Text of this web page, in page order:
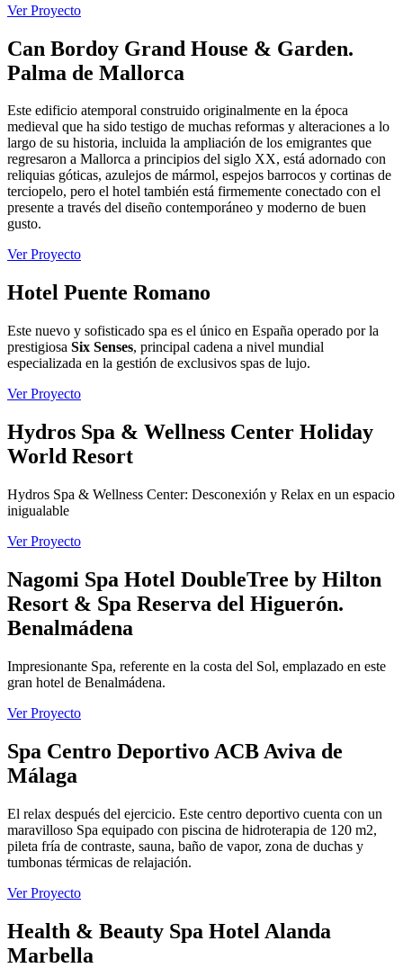
Ver Proyecto
Can Bordoy Grand House & Garden.
Palma de Mallorca
Este edificio atemporal construido originalmente en la época
medieval que ha sido testigo de muchas reformas y alteraciones a lo
largo de su historia, incluida la ampliación de los emigrantes que
regresaron a Mallorca a principios del siglo XX, está adornado con
reliquias góticas, azulejos de mármol, espejos barrocos y cortinas de
terciopelo, pero el hotel también está firmemente conectado con el
presente a través del diseño contemporáneo y moderno de buen
gusto.
Ver Proyecto
Hotel Puente Romano
Este nuevo y sofisticado spa es el único en España operado por la
prestigiosa Six Senses, principal cadena a nivel mundial
especializada en la gestión de exclusivos spas de lujo.
Ver Proyecto
Hydros Spa & Wellness Center Holiday
World Resort
Hydros Spa & Wellness Center: Desconexión y Relax en un espacio
inigualable
Ver Proyecto
Nagomi Spa Hotel DoubleTree by Hilton
Resort & Spa Reserva del Higuerón.
Benalmádena
Impresionante Spa, referente en la costa del Sol, emplazado en este
gran hotel de Benalmádena.
Ver Proyecto
Spa Centro Deportivo ACB Aviva de
Málaga
El relax después del ejercicio. Este centro deportivo cuenta con un
maravilloso Spa equipado con piscina de hidroterapia de 120 m2,
pileta fría de contraste, sauna, baño de vapor, zona de duchas y
tumbonas térmicas de relajación.
Ver Proyecto
Health & Beauty Spa Hotel Alanda
Marbella